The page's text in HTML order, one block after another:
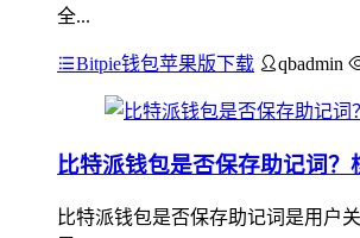
全...
Bitpie钱包苹果版下载 qbadmin
比特派钱包是否保存助记词
比特派钱包是否保存助记词是用户